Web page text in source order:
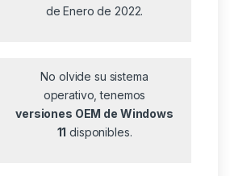
de Enero de 2022.
No olvide su sistema
operativo, tenemos
versiones OEM de Windows
11 disponibles.